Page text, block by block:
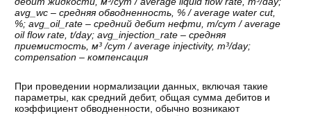
avg_wc –средняя обводненность , % / average water cut,
%; avg_oil_rate –средний дебит нефти ,т/сут / average
oil flow rate, t/day; avg_injection_rate –средняя
приемистость ,м³ /сут / average injectivity, m³/day;
compensation –компенсация
При проведении нормализации данных, включая такие
параметры, как средний дебит, общая сумма дебитов и
коэффициент обводненности, обычно возникают